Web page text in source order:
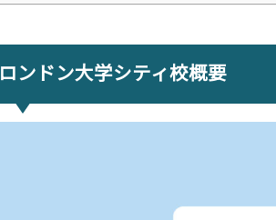
ロンドン大学シティ校概要